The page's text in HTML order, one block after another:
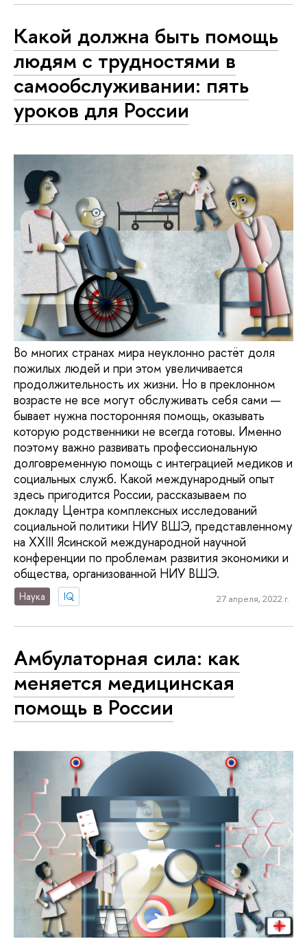
Какой должна быть помощь
людям с трудностями в
самообслуживании: пять
уроков для России
Во многих странах мира неуклонно растёт доля
пожилых людей и при этом увеличивается
продолжительность их жизни. Но в преклонном
возрасте не все могут обслуживать себя сами —
бывает нужна посторонняя помощь, оказывать
которую родственники не всегда готовы. Именно
поэтому важно развивать профессиональную
долговременную помощь с интеграцией медиков и
социальных служб. Какой международный опыт
здесь пригодится России, рассказываем по
докладу Центра комплексных исследований
социальной политики НИУ ВШЭ, представленному
на XXIII Ясинской международной научной
конференции по проблемам развития экономики и
общества, организованной НИУ ВШЭ.
Наука IQ 27 апреля, 2022 г.
Амбулаторная сила: как
меняется медицинская
помощь в России